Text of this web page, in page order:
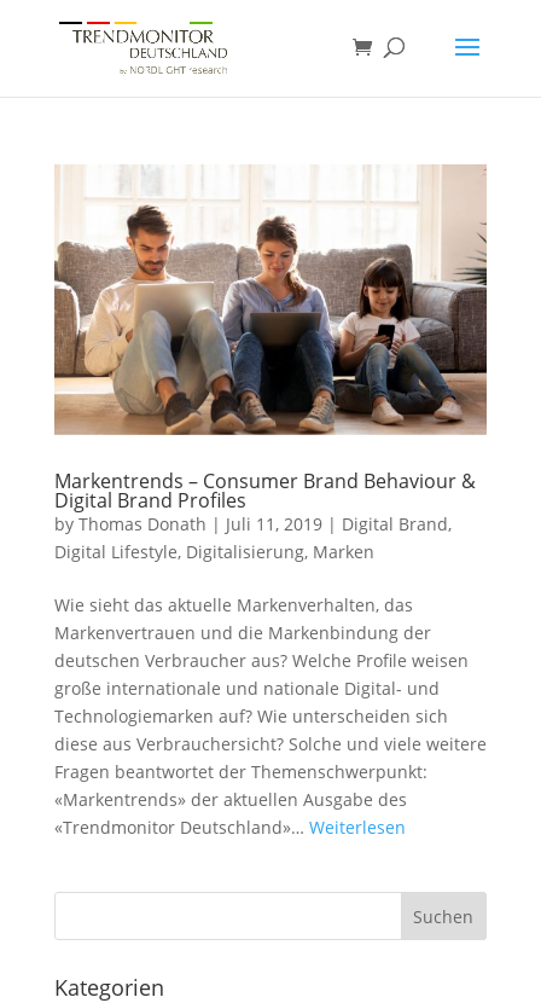
Markentrends – Consumer Brand Behaviour &
Digital Brand Profiles
by Thomas Donath | Juli 11, 2019| Digital Brand,
Digital Lifestyle, Digitalisierung, Marken
Wie sieht das aktuelle Markenverhalten, das
Markenvertrauen und die Markenbindung der
deutschen Verbraucher aus? Welche Profile weisen
große internationale und nationale Digital- und
Technologiemarken auf? Wie unterscheiden sich
diese aus Verbrauchersicht? Solche und viele weitere
Fragen beantwortet der Themenschwerpunkt:
«Markentrends» der aktuellen Ausgabe des
«Trendmonitor Deutschland»… Weiterlesen
Kategorien